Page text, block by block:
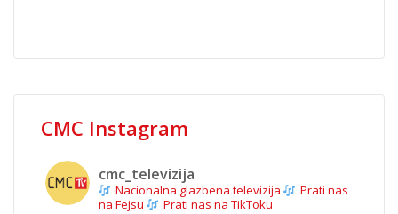
CMC Instagram
cmc_televizija
Nacionalna glazbena televizija
Prati nas
na Fejsu
Prati nas na TikToku